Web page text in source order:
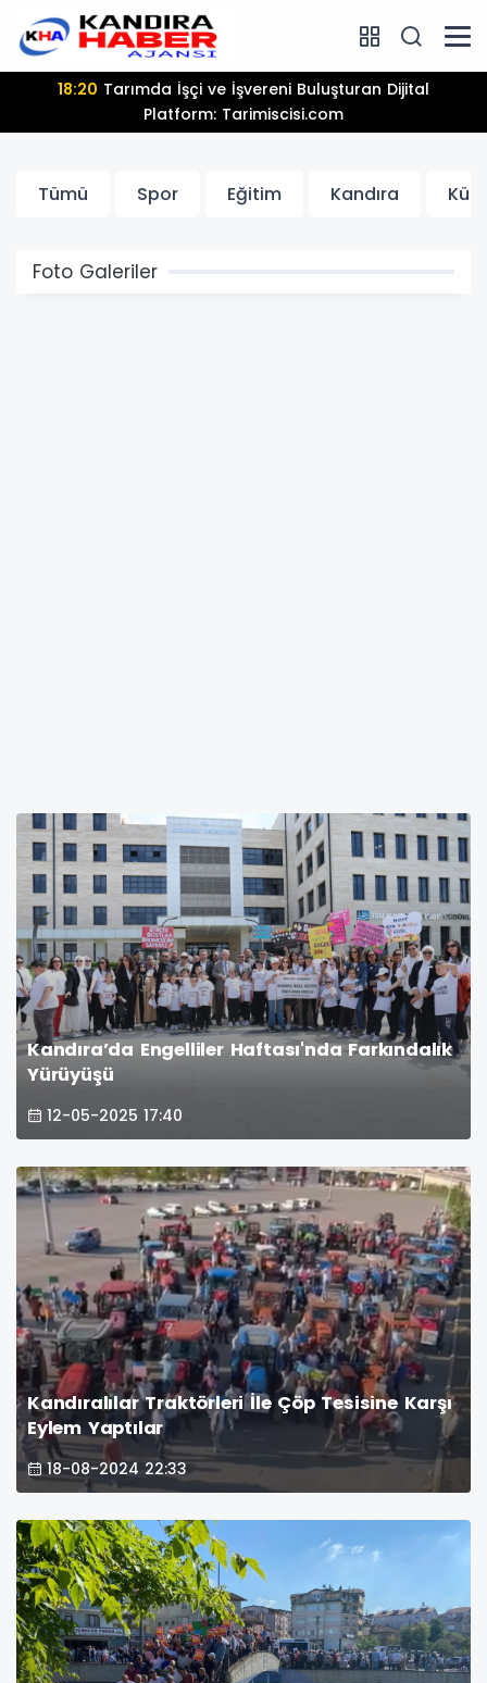
18:20
Platform: Tarimiscisi.com
Tümü Spor Eğitim Kandıra
Foto Galeriler
Kandıra’da Engelliler Haftası'nda Farkındalık
Yürüyüşü
12-05-2025 17:40
Kandıralılar Traktörleri İle Çöp Tesisine Karşı
Eylem Yaptılar
18-08-2024 22:33